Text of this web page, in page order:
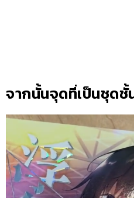
จากนั้นจุดที่เป็นชุดชั้